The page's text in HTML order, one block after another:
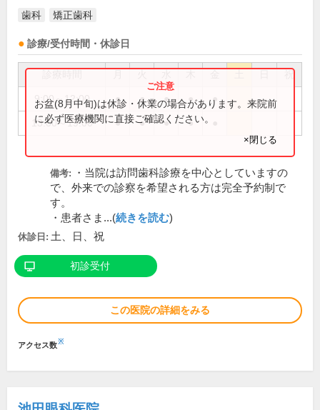
歯科 矯正歯科
診療/受付時間・休診日
祝
9:00～12:00 ● ● ● ● ●
13:00～19:00 ● ● ● ●
お盆(8月中旬)は休診・休業の場合があります。来院前
に必ず医療機関に直接ご確認ください。
×閉じる
備考:
・当院は訪問歯科診療を中心としていますの
で、外来での診察を希望される方は完全予約制で
す。
・患者さま...(続きを読む)
休診日: 土、日、祝
初診受付
この医院の詳細をみる
アクセス数※